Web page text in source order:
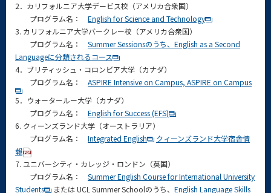
2．カリフォルニア大学デービス校（アメリカ合衆国）
プログラム名： English for Science and Technology
3. カリフォルニア大学バークレー校（アメリカ合衆国）
プログラム名： Summer Sessionsのうち、English as a Second
Languageに分類されるコース
4．ブリティッシュ・コロンビア大学（カナダ）
プログラム名： ASPIRE Intensive on Campus, ASPIRE on Campus
5．ウォータールー大学（カナダ）
プログラム名： English for Success (EFS)
6. クィーンズランド大学（オーストラリア）
プログラム名： Integrated English
クィーンズランド大学宿舎情
報
7. ユニバーシティ・カレッジ・ロンドン（英国）
プログラム名： Summer English Course for International University
Students
または UCL Summer Schoolのうち、 English Language Skills